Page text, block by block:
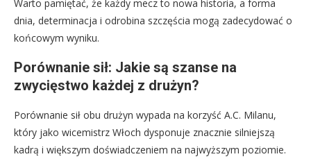
Warto pamiętać, że każdy mecz to nowa historia, a forma
dnia, determinacja i odrobina szczęścia mogą zadecydować o
końcowym wyniku.
Porównanie sił: Jakie są szanse na
zwycięstwo każdej z drużyn?
Porównanie sił obu drużyn wypada na korzyść A.C. Milanu,
który jako wicemistrz Włoch dysponuje znacznie silniejszą
kadrą i większym doświadczeniem na najwyższym poziomie.